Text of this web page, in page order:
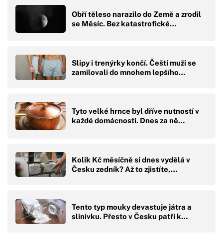
Obří těleso narazilo do Země a zrodil
se Měsíc. Bez katastrofické…
Slipy i trenýrky končí. Čeští muži se
zamilovali do mnohem lepšího…
Tyto velké hrnce byl dříve nutností v
každé domácnosti. Dnes za ně…
Kolik Kč měsíčně si dnes vydělá v
Česku zedník? Až to zjistíte,…
Tento typ mouky devastuje játra a
slinivku. Přesto v Česku patří k…